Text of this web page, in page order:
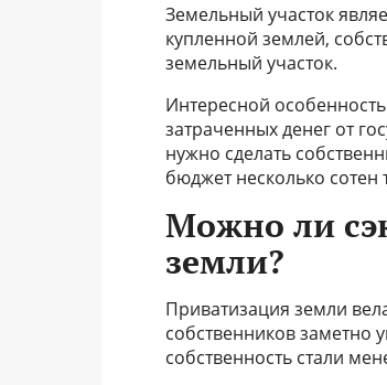
Земельный участок
купленной землей,
земельный участок.
Интересной
затраченных денег от
нужно сделать
бюджет несколько сотен
Можно ли
земли?
Приватизация земли
собственников заметно
собственность стали